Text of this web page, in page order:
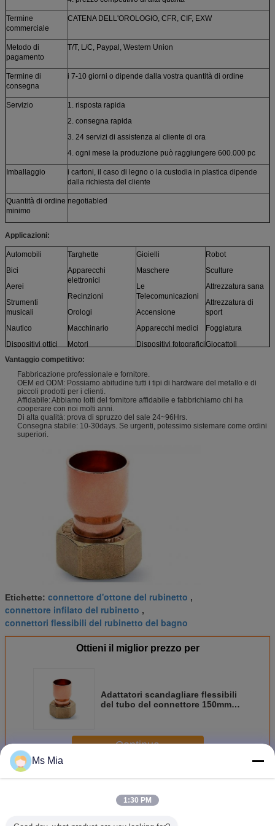
Termine
commerciale
CATENA DELL'OROLOGIO, CFR, CIF, EXW
Metodo di
pagamento
T/T, L/C, Paypal, Western Union
Termine di
consegna
i 7-10 giorni o dipende dalla vostra quantità di ordine
Servizio
1. risposta rapida
2. consegna rapida
3. 24 servizi di assistenza al cliente di ora
4. ogni mese la produzione può raggiungere 600.000 pc
Imballaggio
i cartoni, il caso di legno o la custodia in plastica dipende
dalla richiesta del cliente
Quantità di ordine
minimo
negotiabled
Applicazioni:
Automobili
Bici
Aerei
Strumenti
musicali
Nautico
Dispositivi ottici
Sensori
Modelli
Targhette
Apparecchi
elettronici
Recinzioni
Orologi
Macchinario
Motori
Mobilia
Gioielli
Maschere
Le
Telecomunicazioni
Accensione
Apparecchi medici
Dispositivi fotografici
Robot
Sculture
Attrezzatura sana
Attrezzatura di
sport
Foggiatura
Giocattoli
Vantaggio competitivo:
Fabbricazione professionale e fornitore.
OEM ed ODM: Possiamo abitudine tutti i tipi di hardware del metallo e di
piccoli prodotti per i clienti.
Affidabile: Abbiamo lotti del fornitore affidabile e fabbrichiamo chi ha
cooperare con noi molti anni.
Di alta qualità: prova di spruzzo del sale 24~96Hrs.
Consegna stabile: 10-30days. Se urgenti, potessimo sistemare come ordini
superiori.
Etichette: connettore d'ottone del rubinetto ,
connettore infilato del rubinetto ,
connettori flessibili del rubinetto del bagno
Ottieni il miglior prezzo per
Adattatori scandagliare flessibili
del tubo del connettore 150mm
Continua
PiùConnettore diritto del rubinetto
Ms Mia
1:30 PM